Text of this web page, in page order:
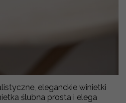
eleganckie winietki
ślubna prosta i elega